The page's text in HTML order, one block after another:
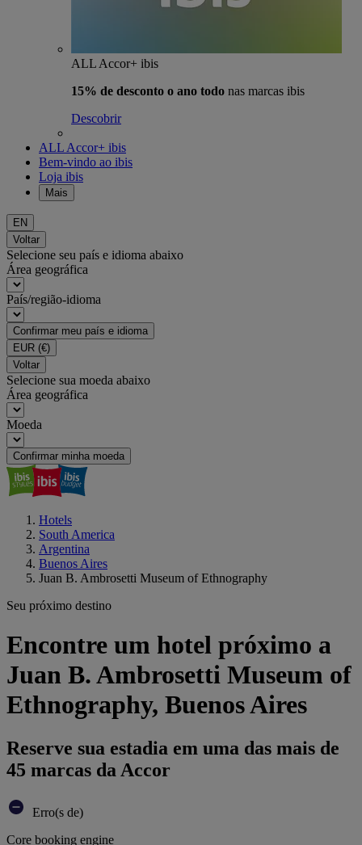
ALL Accor+ ibis
15% de desconto o ano todo nas marcas ibis
Descobrir
ALL Accor+ ibis
Bem-vindo ao ibis
Loja ibis
Mais
EN
Voltar
Selecione seu país e idioma abaixo
Área geográfica
País/região-idioma
Confirmar meu país e idioma
EUR (€)
Voltar
Selecione sua moeda abaixo
Área geográfica
Moeda
Confirmar minha moeda
Hotels
South America
Argentina
Buenos Aires
Juan B. Ambrosetti Museum of Ethnography
Seu próximo destino
Encontre um hotel próximo a
Juan B. Ambrosetti Museum of
Ethnography, Buenos Aires
Reserve sua estadia em uma das mais de
45 marcas da Accor
Erro(s de)
Core booking engine